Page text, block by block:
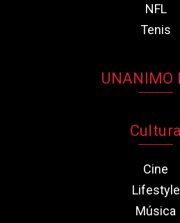
NFL
Tenis
UNANIMO
Cultura
Cine
Lifestyle
Música